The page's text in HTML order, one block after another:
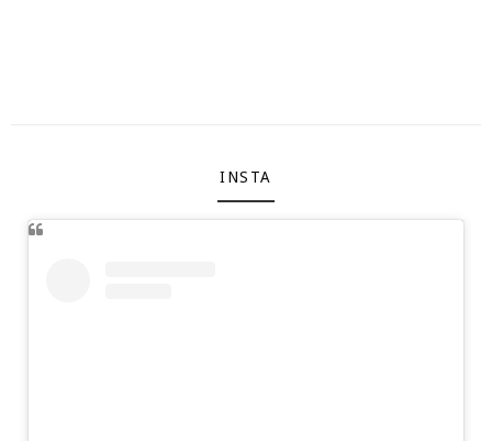
INSTA